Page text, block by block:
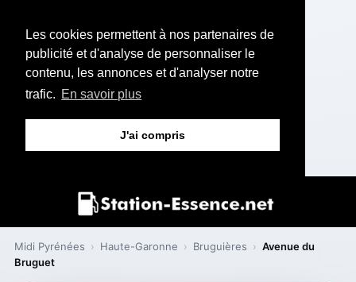
Les cookies permettent à nos partenaires de
publicité et d'analyse de personnaliser le
contenu, les annonces et d'analyser notre
trafic. En savoir plus
J'ai compris
Midi Pyrénées › Haute-Garonne › Bruguières › Avenue du
Bruguet